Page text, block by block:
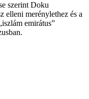
szerint Doku
elleni merénylethez és a
emirátus”